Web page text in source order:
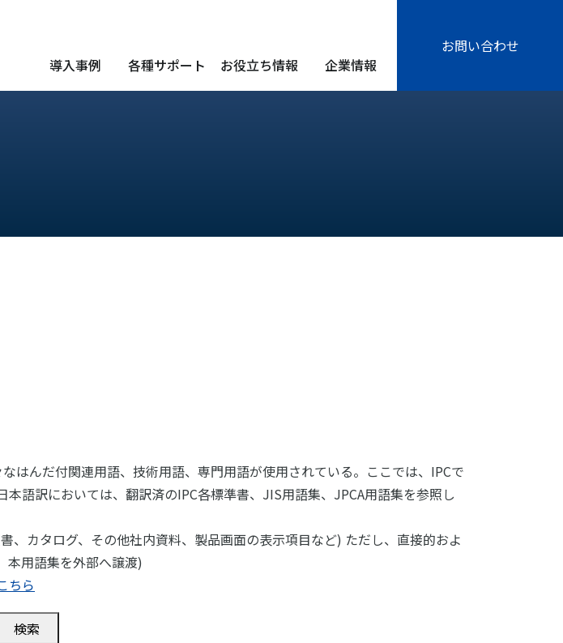
導入事例 各種サポート お役立ち情報 企業情報
お問い合わせ
はんだ付関連用語、技術用語、専門用語が使用されている。ここでは、IPCで
語訳においては、翻訳済のIPC各標準書、JIS用語集、JPCA用語集を参照し
カタログ、その他社内資料、製品画面の表示項目など) ただし、直接的およ
本用語集を外部へ譲渡)
ちら
検索